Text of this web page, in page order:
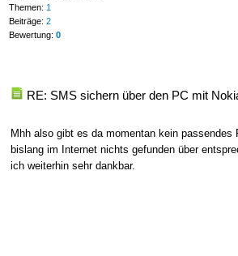
Themen: 1
Beiträge: 2
Bewertung: 0
RE: SMS sichern über den PC mit
Mhh also gibt es da momentan kein passendes
bislang im Internet nichts gefunden über
ich weiterhin sehr dankbar.